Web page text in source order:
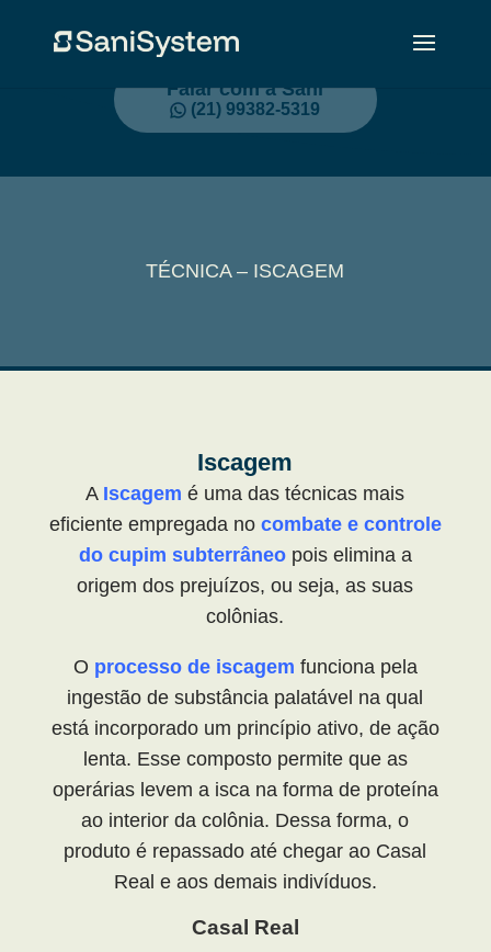
Falar com a Sani
(21) 99382-5319
TÉCNICA – ISCAGEM
Iscagem
A Iscagem é uma das técnicas mais
eficiente empregada nocombate e controle
do cupim subterrâneopois elimina a
origem dos prejuízos, ou seja, as suas
colônias.
O processo de iscagem funciona pela
ingestão de substância palatável na qual
está incorporado um princípio ativo, de ação
lenta. Esse composto permite que as
operárias levem a isca na forma de proteína
ao interior da colônia. Dessa forma, o
produto é repassado até chegar ao Casal
Real e aos demais indivíduos.
Casal Real